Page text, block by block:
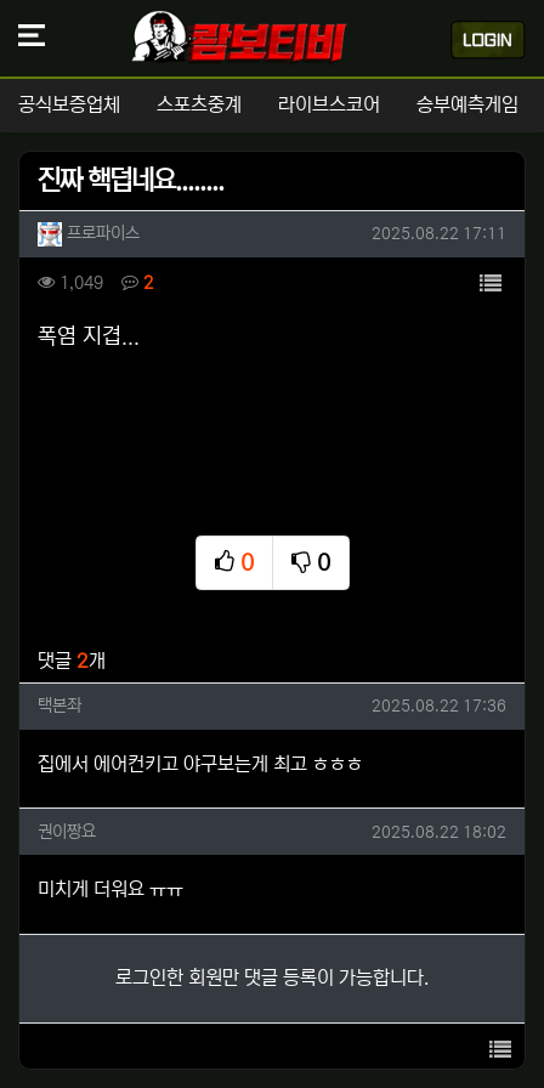
공식보증업체 스포츠중계 라이브스코어 승부예측게임
진짜 핵덥네요........
작성자 정보
프로파이스 작성일
2025.08.22 17:11
컨텐츠 정보
1,049조회 2댓글 목록
본문
폭염 지겹...
0
추천
0
비추천
댓글 2개
택본좌님의 댓글
택본좌 작성일
2025.08.22 17:36
집에서 에어컨키고 야구보는게 최고 ㅎㅎㅎ
권이짱요님의 댓글
권이짱요 작성일
2025.08.22 18:02
미치게 더워요 ㅠㅠ
로그인한 회원만 댓글 등록이 가능합니다.
목록